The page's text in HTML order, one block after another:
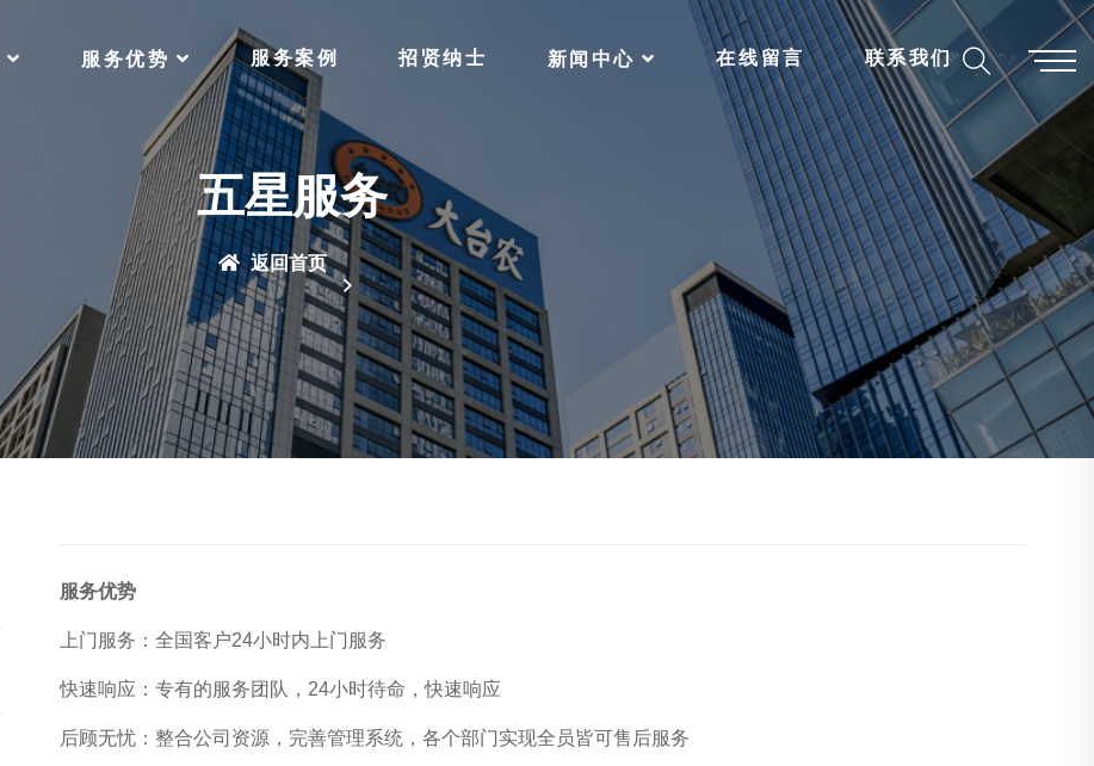
服务优势 服务案例 招贤纳士 新闻中心 在线留言 联系我们
五星服务
返回首页
服务优势
上门服务：全国客户24小时内上门服务
快速响应：专有的服务团队，24小时待命，快速响应
后顾无忧：整合公司资源，完善管理系统，各个部门实现全员皆可售后服务